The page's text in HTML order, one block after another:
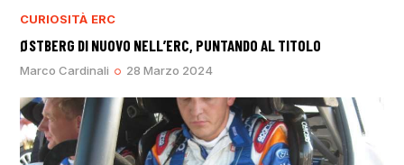
CURIOSITÀ ERC
ØSTBERG DI NUOVO NELL’ERC, PUNTANDO AL TITOLO
Marco Cardinali 28 Marzo 2024